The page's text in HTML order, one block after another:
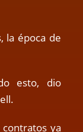
la época de
esto, dio
ya